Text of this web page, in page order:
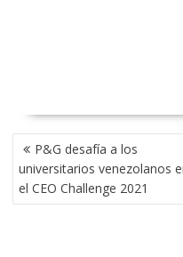
NAVEGACIÓN
DE
ENTRADAS
P&G desafía a los
universitarios venezolanos
el CEO Challenge 2021